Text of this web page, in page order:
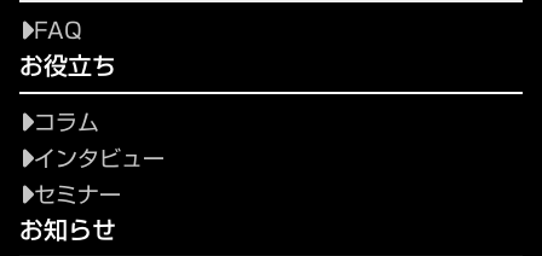
FAQ
お役立ち
コラム
インタビュー
セミナー
お知らせ